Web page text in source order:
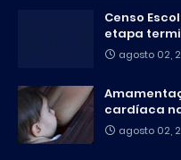
Censo
etapa
agosto 02,
cardíaca
agosto 02,